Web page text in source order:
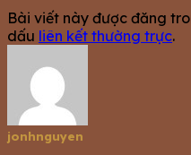
Bài viết này được đăng
dấu liên kết thường trực.
jonhnguyen